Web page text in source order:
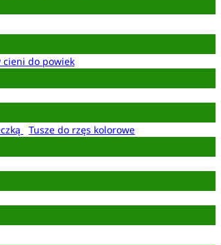
cieni do powiek
Tusze do rzęs kolorowe